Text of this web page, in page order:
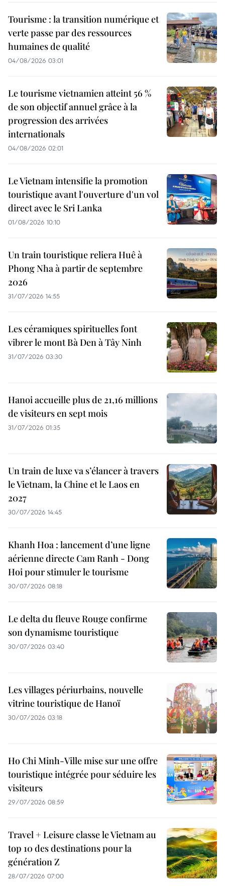
Tourisme : la transition numérique et
verte passe par des ressources
humaines de qualité
04/08/2026 03:01
Le tourisme vietnamien atteint 56 %
de son objectif annuel grâce à la
progression des arrivées
internationals
04/08/2026 02:01
Le Vietnam intensifie la promotion
touristique avant l'ouverture d'un vol
direct avec le Sri Lanka
01/08/2026 10:10
Un train touristique reliera Huê à
Phong Nha à partir de septembre
2026
31/07/2026 14:55
Les céramiques spirituelles font
vibrer le mont Bà Den à Tây Ninh
31/07/2026 03:30
Hanoi accueille plus de 21,16 millions
de visiteurs en sept mois ​
31/07/2026 01:35
Un train de luxe va s’élancer à travers
le Vietnam, la Chine et le Laos en
2027
30/07/2026 14:45
Khanh Hoa : lancement d’une ligne
aérienne directe Cam Ranh - Dong
Hoi pour stimuler le tourisme
30/07/2026 08:18
Le delta du fleuve Rouge confirme
son dynamisme touristique
30/07/2026 03:40
Les villages périurbains, nouvelle
vitrine touristique de Hanoï
30/07/2026 03:18
Ho Chi Minh-Ville mise sur une offre
touristique intégrée pour séduire les
visiteurs
29/07/2026 08:59
Travel + Leisure classe le Vietnam au
top 10 des destinations pour la
génération Z
28/07/2026 07:00